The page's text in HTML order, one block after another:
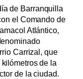
de Barranquilla
el Comando de
Atlántico,
Carrizal, que
de la
de la ciudad.